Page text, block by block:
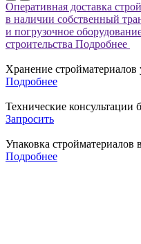
Оперативная доставка
в наличии собственный
и погрузочное
строительства Подробнее
Хранение стройматериалов
Подробнее
Технические консультации
Запросить
Упаковка стройматериалов
Подробнее